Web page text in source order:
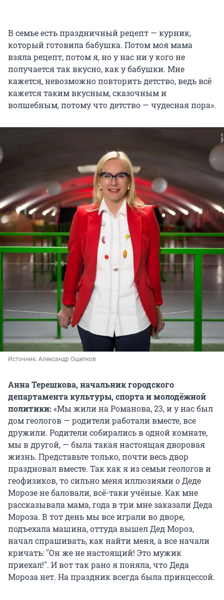
В семье есть праздничный рецепт — курник,
который готовила бабушка. Потом моя мама
взяла рецепт, потом я, но у нас ни у кого не
получается так вкусно, как у бабушки. Мне
кажется, невозможно повторить детство, ведь всё
кажется таким вкусным, сказочным и
волшебным, потому что детство — чудесная пора».
Источник: Александр Ощепков
Анна Терешкова, начальник городского
департамента культуры, спорта и молодёжной
политики: «Мы жили на Романова, 23, и у нас был
дом геологов — родители работали вместе, все
дружили. Родители собирались в одной комнате,
мы в другой, — была такая настоящая дворовая
жизнь. Представьте только, почти весь двор
праздновал вместе. Так как я из семьи геологов и
геофизиков, то сильно меня иллюзиями о Деде
Морозе не баловали, всё-таки учёные. Как мне
рассказывала мама, года в три мне заказали Деда
Мороза. В тот день мы все играли во дворе,
подъехала машина, оттуда вышел Дед Мороз,
начал спрашивать, как найти меня, а все начали
кричать: "Он же не настоящий! Это мужик
приехал!". И вот так рано я поняла, что Деда
Мороза нет. На праздник всегда была принцессой.